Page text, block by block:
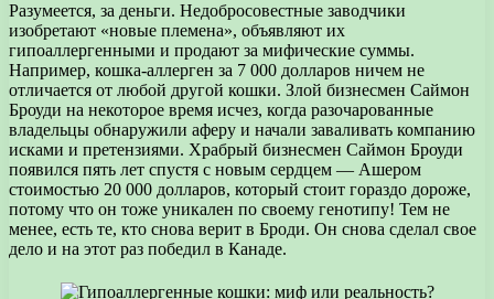
Разумеется, за деньги. Недобросовестные заводчики
изобретают «новые племена», объявляют их
гипоаллергенными и продают за мифические суммы.
Например, кошка-аллерген за 7 000 долларов ничем не
отличается от любой другой кошки. Злой бизнесмен Саймон
Броуди на некоторое время исчез, когда разочарованные
владельцы обнаружили аферу и начали заваливать компанию
исками и претензиями. Храбрый бизнесмен Саймон Броуди
появился пять лет спустя с новым сердцем — Ашером
стоимостью 20 000 долларов, который стоит гораздо дороже,
потому что он тоже уникален по своему генотипу! Тем не
менее, есть те, кто снова верит в Броди. Он снова сделал свое
дело и на этот раз победил в Канаде.